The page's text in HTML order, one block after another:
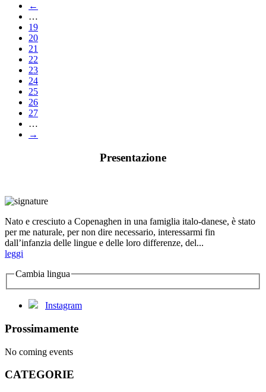
←
…
19
20
21
22
23
24
25
26
27
…
→
Presentazione
Nato e cresciuto a Copenaghen in una famiglia italo-danese, è stato
per me naturale, per non dire necessario, interessarmi fin
dall’infanzia delle lingue e delle loro differenze, del...
leggi
Cambia lingua
Instagram
Prossimamente
No coming events
CATEGORIE